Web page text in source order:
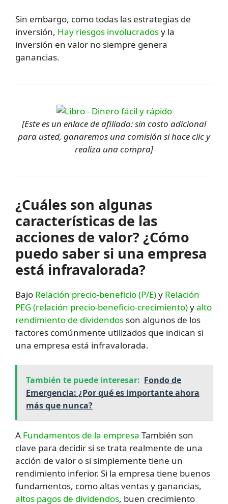
Sin embargo, como todas las estrategias de
inversión, Hay riesgos involucradosy la
inversión en valor no siempre genera
ganancias.
[Este es un enlace de afiliado: sin costo adicional
para usted, ganaremos una comisión si hace clic y
realiza una compra]
¿Cuáles son algunas
características de las
acciones de valor? ¿Cómo
puedo saber si una empresa
está infravalorada?
Bajo Relación precio-beneficio (P/E)y Relación
PEG (relación precio-beneficio-crecimiento)yalto
rendimiento de dividendos son algunos de los
factores comúnmente utilizados que indican si
una empresa está infravalorada.
También te puede interesar: Fondo de
Emergencia: ¿Por qué es importante ahora
más que nunca?
A Fundamentos de la empresa También son
clave para decidir si se trata realmente de una
acción de valor o si simplemente tiene un
rendimiento inferior. Si la empresa tiene buenos
fundamentos, como altas ventas y ganancias,
altos pagos de dividendos, buen crecimiento